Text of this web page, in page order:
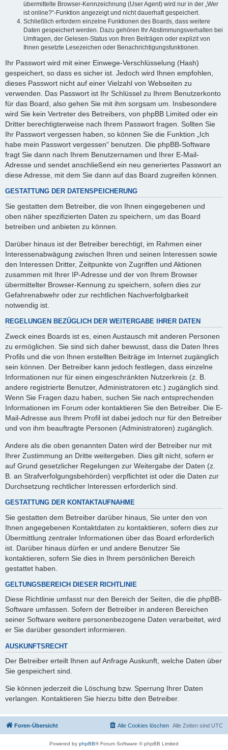
übermittelte Browser-Kennzeichnung (User Agent) wird nur in der „Wer
ist online?“-Funktion angezeigt und nicht dauerhaft gespeichert.
Schließlich erfordern einzelne Funktionen des Boards, dass weitere
Daten gespeichert werden. Dazu gehören Ihr Abstimmungsverhalten bei
Umfragen, der Gelesen-Status von Ihren Beiträgen oder explizit von
Ihnen gesetzte Lesezeichen oder Benachrichtigungsfunktionen.
Ihr Passwort wird mit einer Einwege-Verschlüsselung (Hash)
gespeichert, so dass es sicher ist. Jedoch wird Ihnen empfohlen,
dieses Passwort nicht auf einer Vielzahl von Webseiten zu
verwenden. Das Passwort ist Ihr Schlüssel zu Ihrem Benutzerkonto
für das Board, also gehen Sie mit ihm sorgsam um. Insbesondere
wird Sie kein Vertreter des Betreibers, von phpBB Limited oder ein
Dritter berechtigterweise nach Ihrem Passwort fragen. Sollten Sie
Ihr Passwort vergessen haben, so können Sie die Funktion „Ich
habe mein Passwort vergessen“ benutzen. Die phpBB-Software
fragt Sie dann nach Ihrem Benutzernamen und Ihrer E-Mail-
Adresse und sendet anschließend ein neu generiertes Passwort an
diese Adresse, mit dem Sie dann auf das Board zugreifen können.
GESTATTUNG DER DATENSPEICHERUNG
Sie gestatten dem Betreiber, die von Ihnen eingegebenen und
oben näher spezifizierten Daten zu speichern, um das Board
betreiben und anbieten zu können.
Darüber hinaus ist der Betreiber berechtigt, im Rahmen einer
Interessenabwägung zwischen Ihren und seinen Interessen sowie
den Interessen Dritter, Zeitpunkte von Zugriffen und Aktionen
zusammen mit Ihrer IP-Adresse und der von Ihrem Browser
übermittelter Browser-Kennung zu speichern, sofern dies zur
Gefahrenabwehr oder zur rechtlichen Nachverfolgbarkeit
notwendig ist.
REGELUNGEN BEZÜGLICH DER WEITERGABE IHRER DATEN
Zweck eines Boards ist es, einen Austausch mit anderen Personen
zu ermöglichen. Sie sind sich daher bewusst, dass die Daten Ihres
Profils und die von Ihnen erstellten Beiträge im Internet zugänglich
sein können. Der Betreiber kann jedoch festlegen, dass einzelne
Informationen nur für einen eingeschränkten Nutzerkreis (z. B.
andere registrierte Benutzer, Administratoren etc.) zugänglich sind.
Wenn Sie Fragen dazu haben, suchen Sie nach entsprechenden
Informationen im Forum oder kontaktieren Sie den Betreiber. Die E-
Mail-Adresse aus Ihrem Profil ist dabei jedoch nur für den Betreiber
und von ihm beauftragte Personen (Administratoren) zugänglich.
Andere als die oben genannten Daten wird der Betreiber nur mit
Ihrer Zustimmung an Dritte weitergeben. Dies gilt nicht, sofern er
auf Grund gesetzlicher Regelungen zur Weitergabe der Daten (z.
B. an Strafverfolgungsbehörden) verpflichtet ist oder die Daten zur
Durchsetzung rechtlicher Interessen erforderlich sind.
GESTATTUNG DER KONTAKTAUFNAHME
Sie gestatten dem Betreiber darüber hinaus, Sie unter den von
Ihnen angegebenen Kontaktdaten zu kontaktieren, sofern dies zur
Übermittlung zentraler Informationen über das Board erforderlich
ist. Darüber hinaus dürfen er und andere Benutzer Sie
kontaktieren, sofern Sie dies in Ihrem persönlichen Bereich
gestattet haben.
GELTUNGSBEREICH DIESER RICHTLINIE
Diese Richtlinie umfasst nur den Bereich der Seiten, die die phpBB-
Software umfassen. Sofern der Betreiber in anderen Bereichen
seiner Software weitere personenbezogene Daten verarbeitet, wird
er Sie darüber gesondert informieren.
AUSKUNFTSRECHT
Der Betreiber erteilt Ihnen auf Anfrage Auskunft, welche Daten über
Sie gespeichert sind.
Sie können jederzeit die Löschung bzw. Sperrung Ihrer Daten
verlangen. Kontaktieren Sie hierzu bitte den Betreiber.
Foren-Übersicht Alle Zeiten sind UTC
Alle Cookies löschen
Powered by phpBB® Forum Software © phpBB Limited